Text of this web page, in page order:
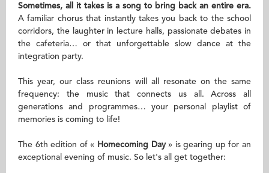
Sometimes, all it takes is a song to bring back an entire era.
A familiar chorus that instantly takes you back to the school
corridors, the laughter in lecture halls, passionate debates in
the cafeteria… or that unforgettable slow dance at the
integration party.
This year, our class reunions will all resonate on the same
frequency: the music that connects us all. Across all
generations and programmes… your personal playlist of
memories is coming to life!
The 6th edition of « Homecoming Day» is gearing up for an
exceptional evening of music. So let's all get together: